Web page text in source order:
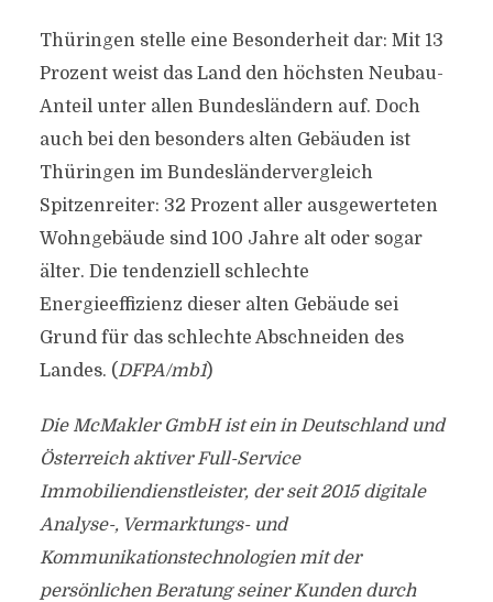
Thüringen stelle eine Besonderheit dar: Mit 13
Prozent weist das Land den höchsten Neubau-
Anteil unter allen Bundesländern auf. Doch
auch bei den besonders alten Gebäuden ist
Thüringen im Bundesländervergleich
Spitzenreiter: 32 Prozent aller ausgewerteten
Wohngebäude sind 100 Jahre alt oder sogar
älter. Die tendenziell schlechte
Energieeffizienz dieser alten Gebäude sei
Grund für das schlechte Abschneiden des
Landes. (DFPA/mb1)
Die McMakler GmbH ist ein in Deutschland und
Österreich aktiver Full-Service
Immobiliendienstleister, der seit 2015 digitale
Analyse-, Vermarktungs- und
Kommunikationstechnologien mit der
persönlichen Beratung seiner Kunden durch